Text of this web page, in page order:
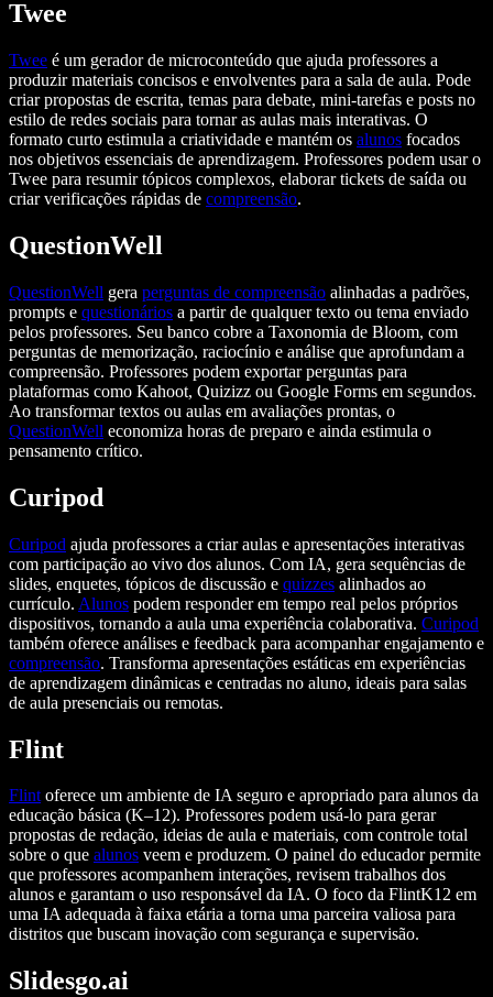
Twee
Twee é um gerador de microconteúdo que ajuda professores a
produzir materiais concisos e envolventes para a sala de aula. Pode
criar propostas de escrita, temas para debate, mini‑tarefas e posts no
estilo de redes sociais para tornar as aulas mais interativas. O
formato curto estimula a criatividade e mantém os alunos focados
nos objetivos essenciais de aprendizagem. Professores podem usar o
Twee para resumir tópicos complexos, elaborar tickets de saída ou
criar verificações rápidas de compreensão.
QuestionWell
QuestionWell gera perguntas de compreensão alinhadas a padrões,
prompts e questionários a partir de qualquer texto ou tema enviado
pelos professores. Seu banco cobre a Taxonomia de Bloom, com
perguntas de memorização, raciocínio e análise que aprofundam a
compreensão. Professores podem exportar perguntas para
plataformas como Kahoot, Quizizz ou Google Forms em segundos.
Ao transformar textos ou aulas em avaliações prontas, o
QuestionWell economiza horas de preparo e ainda estimula o
pensamento crítico.
Curipod
Curipod ajuda professores a criar aulas e apresentações interativas
com participação ao vivo dos alunos. Com IA, gera sequências de
slides, enquetes, tópicos de discussão e quizzes alinhados ao
currículo. Alunos podem responder em tempo real pelos próprios
dispositivos, tornando a aula uma experiência colaborativa. Curipod
também oferece análises e feedback para acompanhar engajamento e
compreensão. Transforma apresentações estáticas em experiências
de aprendizagem dinâmicas e centradas no aluno, ideais para salas
de aula presenciais ou remotas.
Flint
Flintoferece um ambiente de IA seguro e apropriado para alunos da
educação básica (K–12). Professores podem usá-lo para gerar
propostas de redação, ideias de aula e materiais, com controle total
sobre o que alunos veem e produzem. O painel do educador permite
que professores acompanhem interações, revisem trabalhos dos
alunos e garantam o uso responsável da IA. O foco da FlintK12 em
uma IA adequada à faixa etária a torna uma parceira valiosa para
distritos que buscam inovação com segurança e supervisão.
Slidesgo.ai